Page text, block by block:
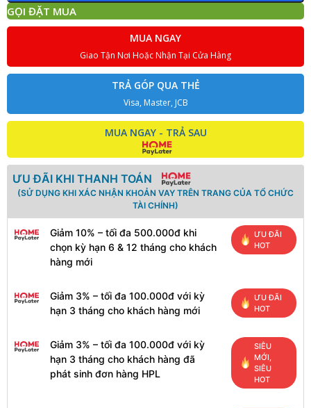
GỌI ĐẶT MUA
MUA NGAY
Giao Tận Nơi Hoặc Nhận Tại Cửa Hàng
TRẢ GÓP QUA THẺ
Visa, Master, JCB
MUA NGAY - TRẢ SAU
ƯU ĐÃI KHI THANH TOÁN
(SỬ DỤNG KHI XÁC NHẬN KHOẢN VAY TRÊN TRANG CỦA TỔ CHỨC
TÀI CHÍNH)
Giảm 10% – tối đa 500.000đ khi
chọn kỳ hạn 6 & 12 tháng cho khách
hàng mới
ƯU ĐÃI
HOT
Giảm 3% – tối đa 100.000đ với kỳ
hạn 3 tháng cho khách hàng mới
ƯU ĐÃI
HOT
Giảm 3% – tối đa 100.000đ với kỳ
hạn 3 tháng cho khách hàng đã
phát sinh đơn hàng HPL
SIÊU
MỚI,
SIÊU
HOT